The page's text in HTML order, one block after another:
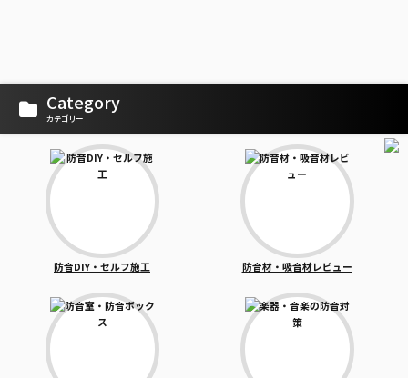
Category
カテゴリー
防音DIY・セルフ施工 防音材・吸音材レビュー